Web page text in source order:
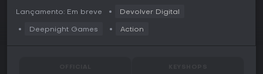
Lançamento: Em breve Devolver Digital
Deepnight Games Action